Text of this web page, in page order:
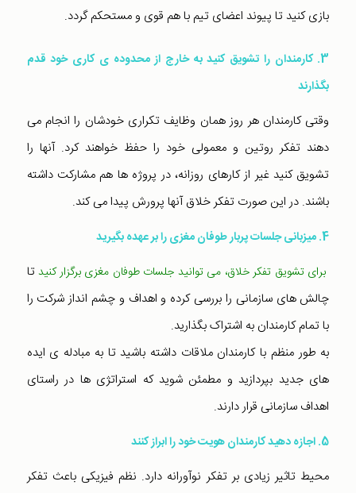
بازی کنید تا پیوند اعضای تیم با هم قوی و مستحکم گردد.
3. کارمندان را تشویق کنید به خارج از محدوده ی کاری خود قدم
بگذارند
وقتی کارمندان هر روز همان وظایف تکراری خودشان را انجام می
دهند تفکر روتین و معمولی خود را حفظ خواهند کرد. آنها را
تشویق کنید غیر از کارهای روزانه، در پروژه ها هم مشارکت داشته
باشند. در این صورت تفکر خلاق آنها پرورش پیدا می کند.
4. میزبانی جلسات پربار طوفان مغزی را بر عهده بگیرید
برای تشویق تفکر خلاق، می توانید جلسات طوفان مغزی برگزار کنید تا
چالش های سازمانی را بررسی کرده و اهداف و چشم انداز شرکت را
با تمام کارمندان به اشتراک بگذارید.
به طور منظم با کارمندان ملاقات داشته باشید تا به مبادله ی ایده
های جدید بپردازید و مطمئن شوید که استراتژی ها در راستای
اهداف سازمانی قرار دارند.
5. اجازه دهید کارمندان هویت خود را ابراز کنند
محیط تاثیر زیادی بر تفکر نوآورانه دارد. نظم فیزیکی باعث تفکر